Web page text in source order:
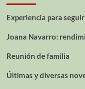
Experiencia para
Joana Navarro:
Reunión de familia
Últimas y diversas